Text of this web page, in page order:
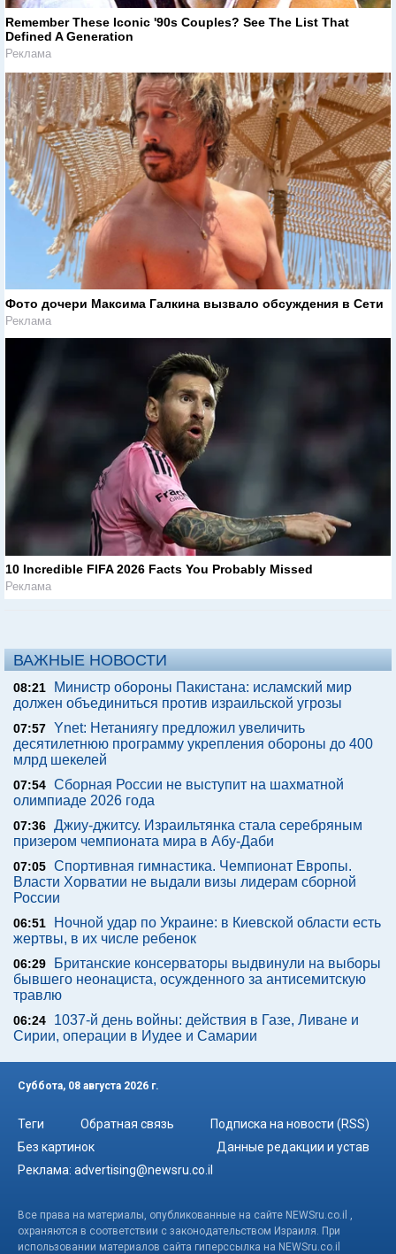
Remember These Iconic '90s Couples? See The List That
Defined A Generation
Реклама
Фото дочери Максима Галкина вызвало обсуждения в Сети
Реклама
10 Incredible FIFA 2026 Facts You Probably Missed
Реклама
ВАЖНЫЕ НОВОСТИ
08:21
Министр обороны Пакистана: исламский мир
должен объединиться против израильской угрозы
07:57 Ynet: Нетаниягу предложил увеличить
десятилетнюю программу укрепления обороны до 400
млрд шекелей
07:54 Сборная России не выступит на шахматной
олимпиаде 2026 года
07:36 Джиу-джитсу. Израильтянка стала серебряным
призером чемпионата мира в Абу-Даби
07:05 Спортивная гимнастика. Чемпионат Европы.
Власти Хорватии не выдали визы лидерам сборной
России
06:51
Ночной удар по Украине: в Киевской области есть
жертвы, в их числе ребенок
06:29
Британские консерваторы выдвинули на выборы
бывшего неонациста, осужденного за антисемитскую
травлю
06:24
1037-й день войны: действия в Газе, Ливане и
Сирии, операции в Иудее и Самарии
Суббота, 08 августа 2026 г.
Теги Обратная связь
Подписка на новости (RSS)
Без картинок
Данные редакции и устав
Реклама: advertising@newsru.co.il
Все права на материалы, опубликованные на сайте NEWSru.co.il ,
охраняются в соответствии с законодательством Израиля. При
использовании материалов сайта гиперссылка на NEWSru.co.il